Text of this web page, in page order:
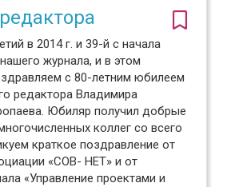
в 2014 г. и 39-й с начала
журнала, и в этом
с 80-летним юбилеем
редактора Владимира
Юбиляр получил добрые
коллег со всего
краткое поздравление от
«СОВ- НЕТ» и от
«Управление проектами и